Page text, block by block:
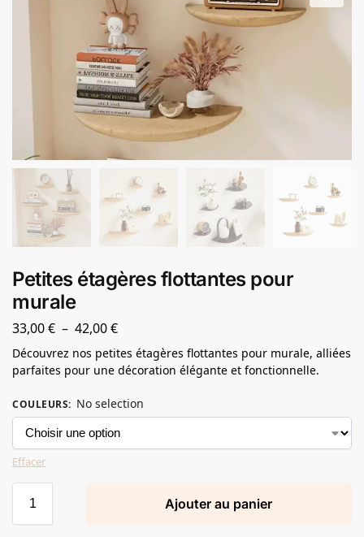
Petites étagères flottantes pour
murale
33,00€ – 42,00€
Découvrez nos petites étagères flottantes pour murale, alliées
parfaites pour une décoration élégante et fonctionnelle.
COULEURS: No selection
Effacer
Ajouter au panier